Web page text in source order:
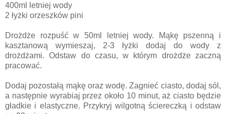
400ml letniej wody
2 łyżki orzeszków pini
Drożdże rozpuść w 50ml letniej wody. Mąkę pszenną i
kasztanową wymieszaj, 2-3 łyżki dodaj do wody z
drożdżami. Odstaw do czasu, w którym drożdże zaczną
pracować.
Dodaj pozostałą mąkę oraz wodę. Zagnieć ciasto, dodaj sól,
a następnie wyrabiaj przez około 10 minut, aż ciasto będzie
gładkie i elastyczne. Przykryj wilgotną ściereczką i odstaw